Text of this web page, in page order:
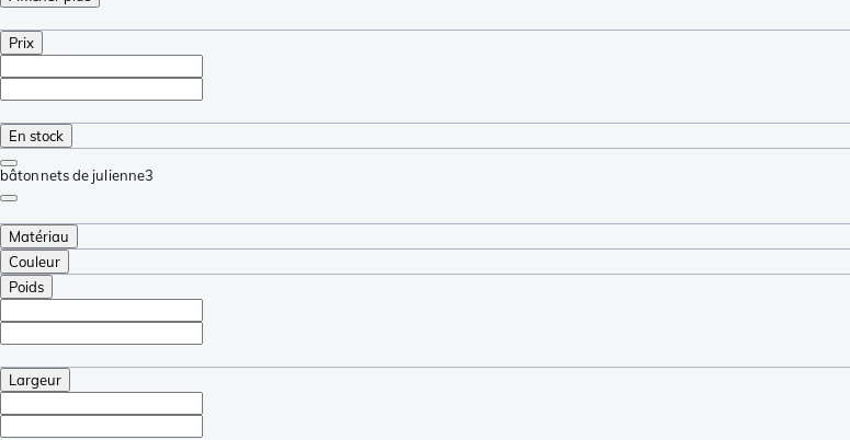
Prix
En stock
bâtonnets de julienne3
Matériau
Couleur
Poids
Largeur